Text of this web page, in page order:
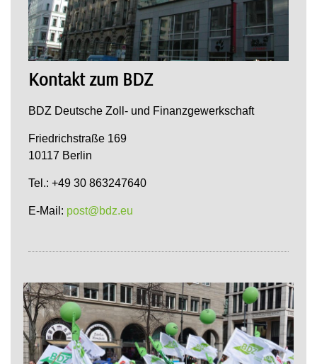
Kontakt zum BDZ
BDZ Deutsche Zoll- und Finanzgewerkschaft
Friedrichstraße 169
10117 Berlin
Tel.: +49 30 863247640
E-Mail: post@bdz.eu